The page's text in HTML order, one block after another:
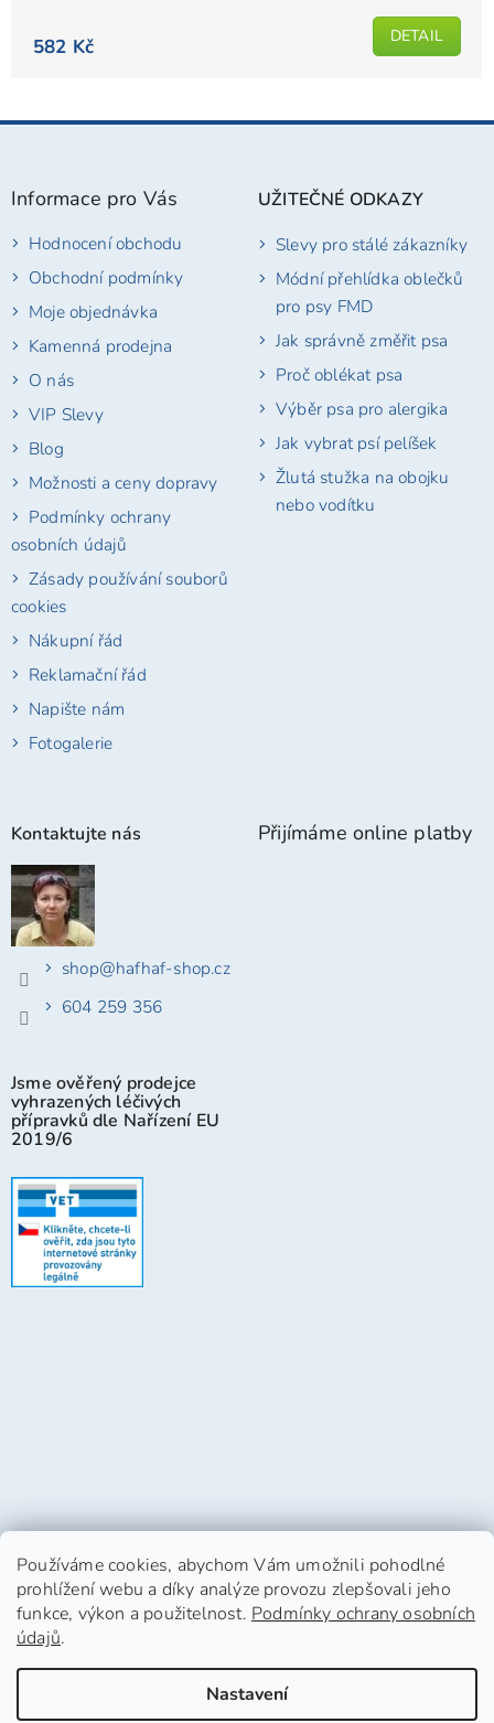
Používáme cookies, abychom Vám umožnili pohodlné
prohlížení webu a díky analýze provozu zlepšovali jeho
funkce, výkon a použitelnost. Podmínky ochrany osobních
údajů.
Nastavení
582 Kč DETAIL
Z
Informace pro Vás
Hodnocení obchodu
Obchodní podmínky
Moje objednávka
Kamenná prodejna
O nás
VIP Slevy
Blog
Možnosti a ceny dopravy
Podmínky ochrany
osobních údajů
Zásady používání souborů
cookies
Nákupní řád
Reklamační řád
Napište nám
Fotogalerie
UŽITEČNÉ ODKAZY
Slevy pro stálé zákazníky
Módní přehlídka oblečků
pro psy FMD
Jak správně změřit psa
Proč oblékat psa
Výběr psa pro alergika
Jak vybrat psí pelíšek
Žlutá stužka na obojku
nebo vodítku
Kontaktujte nás
shop@hafhaf-shop.cz
604 259 356
Jsme ověřený prodejce
vyhrazených léčivých
přípravků dle Nařízení EU
2019/6
Přijímáme online platby
Vytvořil Shoptet